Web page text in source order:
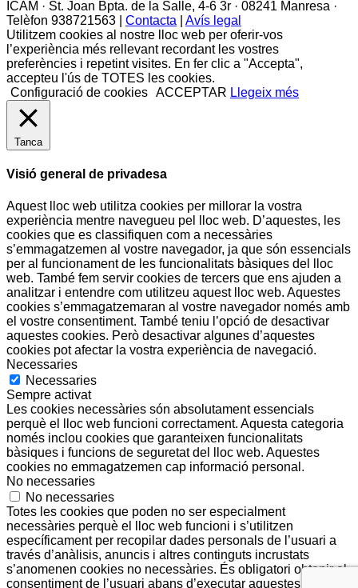
ICAM · St. Joan Bpta. de la Salle, 4-6 3r · 08241 Manresa ·
Telèfon 938721563 | Contacta
Avís legal
Utilitzem cookies al nostre lloc web per oferir-vos
l’experiència més rellevant recordant les vostres
preferències i repetint visites. En fer clic a "Accepta",
accepteu l'ús de TOTES les cookies.
Configuració de cookies ACCEPTAR Llegeix més
Tanca
Visió general de privadesa
Aquest lloc web utilitza cookies per millorar la vostra
experiència mentre navegueu pel lloc web. D’aquestes, les
cookies que es classifiquen com a necessàries
s’emmagatzemen al vostre navegador, ja que són essencials
per al funcionament de les funcionalitats bàsiques del lloc
web. També fem servir cookies de tercers que ens ajuden a
analitzar i entendre com utilitzeu aquest lloc web. Aquestes
cookies s’emmagatzemaran al vostre navegador només amb
el vostre consentiment. També teniu l’opció de desactivar
aquestes cookies. Però desactivar algunes d’aquestes
cookies pot afectar la vostra experiència de navegació.
Necessaries
Necessaries
Sempre activat
Les cookies necessàries són absolutament essencials
perquè el lloc web funcioni correctament. Aquesta categoria
només inclou cookies que garanteixen funcionalitats
bàsiques i funcions de seguretat del lloc web. Aquestes
cookies no emmagatzemen cap informació personal.
No necessaries
No necessaries
Totes les cookies que poden no ser especialment
necessàries perquè el lloc web funcioni i s’utilitzen
específicament per recopilar dades personals de l’usuari a
través d’anàlisis, anuncis i altres continguts incrustats
s’anomenen cookies no necessàries. És obligatori obtenir el
consentiment de l’usuari abans d’executar aquestes cookies